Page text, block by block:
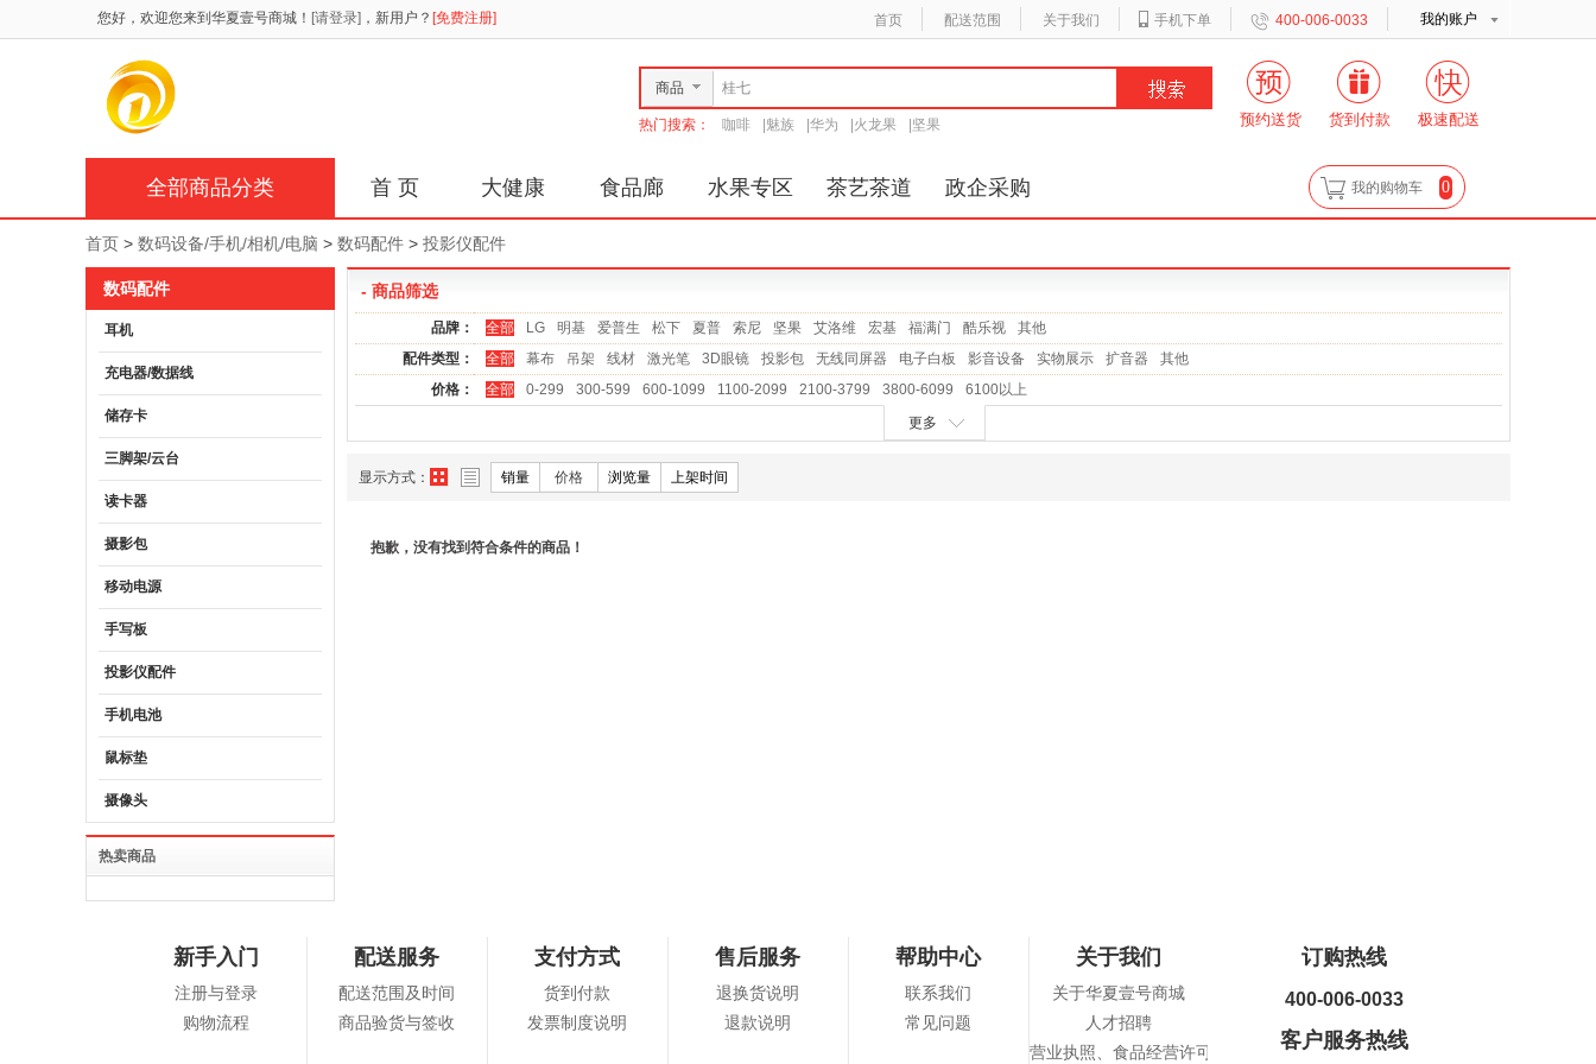
您好，欢迎您来到华夏壹号商城！ [请登录] ，新用户？ [免费注册] 我的账户
首页 配送范围 关于我们 手机下单 400-006-0033
商品
热门搜索： 咖啡 魅族 华为 火龙果 坚果 预约送货 货到付款 极速配送
全部商品分类 首 页 大健康 食品廊 水果专区 茶艺茶道 政企采购 我的购物车 0
首页 > 数码设备/手机/相机/电脑 > 数码配件 > 投影仪配件
- 商品筛选
品牌： 全部 LG 明基 爱普生 松下 夏普 索尼 坚果 艾洛维 宏基 福满门 酷乐视
其他
配件类型：
全部 幕布 吊架 线材 激光笔 3D眼镜 投影包 无线同屏器 电子白板 影音设备 实物展示 扩音器
其他
价格：
全部 0-299 300-599 600-1099 1100-2099 2100-3799 3800-6099
6100以上
更多
显示方式： 销量 价格 浏览量 上架时间
抱歉，没有找到符合条件的商品！
数码配件
耳机
充电器/数据线
储存卡
三脚架/云台
读卡器
摄影包
移动电源
手写板
投影仪配件
手机电池
鼠标垫
摄像头
热卖商品
新手入门
注册与登录
购物流程
配送服务
配送范围及时间
商品验货与签收
支付方式
货到付款
发票制度说明
售后服务
退换货说明
退款说明
帮助中心
联系我们
常见问题
关于我们
关于华夏壹号商城
人才招聘
营业执照、食品经营许可证查询
订购热线
400-006-0033
客户服务热线